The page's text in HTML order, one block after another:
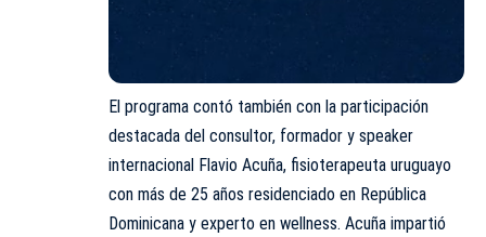
El programa contó también con la participación
destacada del consultor, formador y speaker
internacional Flavio Acuña, fisioterapeuta uruguayo
con más de 25 años residenciado en República
Dominicana y experto en wellness. Acuña impartió